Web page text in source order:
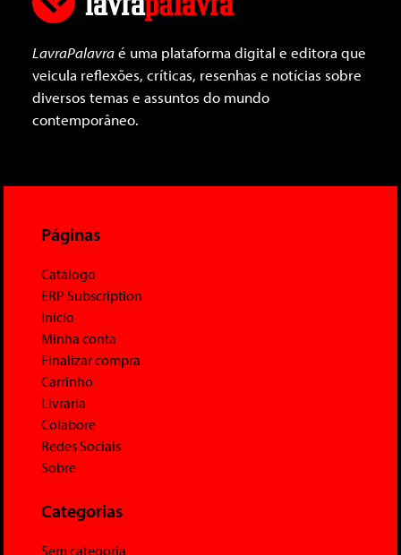
LavraPalavraé uma plataforma digital e editora que
veicula reflexões, críticas, resenhas e notícias sobre
diversos temas e assuntos do mundo
contemporâneo.
Páginas
Catálogo
ERP Subscription
Início
Minha conta
Finalizar compra
Carrinho
Livraria
Colabore
Redes Sociais
Sobre
Categorias
Sem categoria